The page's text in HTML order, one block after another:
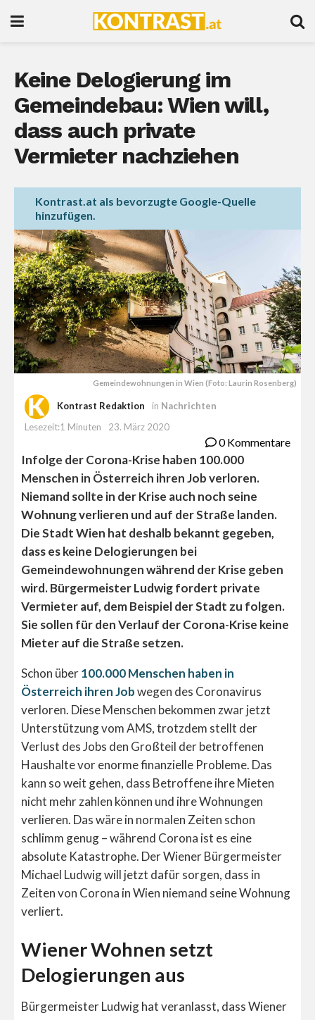
Keine Delogierung im
Gemeindebau: Wien will,
dass auch private
Vermieter nachziehen
Kontrast.at als bevorzugte Google-Quelle
hinzufügen.
Gemeindewohnungen in Wien (Foto: Laurin Rosenberg)
Kontrast Redaktion in Nachrichten
Lesezeit:1 Minuten
23. März 2020
0 Kommentare
Infolge der Corona-Krise haben 100.000
Menschen in Österreich ihren Job verloren.
Niemand sollte in der Krise auch noch seine
Wohnung verlieren und auf der Straße landen.
Die Stadt Wien hat deshalb bekannt gegeben,
dass es keine Delogierungen bei
Gemeindewohnungen während der Krise geben
wird. Bürgermeister Ludwig fordert private
Vermieter auf, dem Beispiel der Stadt zu folgen.
Sie sollen für den Verlauf der Corona-Krise keine
Mieter auf die Straße setzen.
Schon über100.000 Menschen haben in
Österreich ihren Jobwegen des Coronavirus
verloren. Diese Menschen bekommen zwar jetzt
Unterstützung vom AMS, trotzdem stellt der
Verlust des Jobs den Großteil der betroffenen
Haushalte vor enorme finanzielle Probleme. Das
kann so weit gehen, dass Betroffene ihre Mieten
nicht mehr zahlen können und ihre Wohnungen
verlieren. Das wäre in normalen Zeiten schon
schlimm genug – während Corona ist es eine
absolute Katastrophe. Der Wiener Bürgermeister
Michael Ludwig will jetzt dafür sorgen, dass in
Zeiten von Corona in Wien niemand seine Wohnung
verliert.
Wiener Wohnen setzt
Delogierungen aus
Bürgermeister Ludwig hat veranlasst, dass Wiener